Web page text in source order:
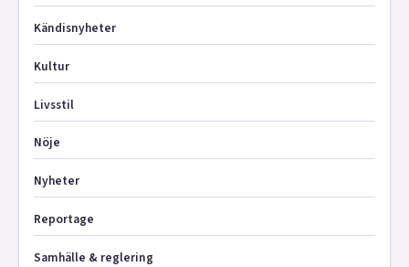
Kändisnyheter
Kultur
Livsstil
Nöje
Nyheter
Reportage
Samhälle & reglering